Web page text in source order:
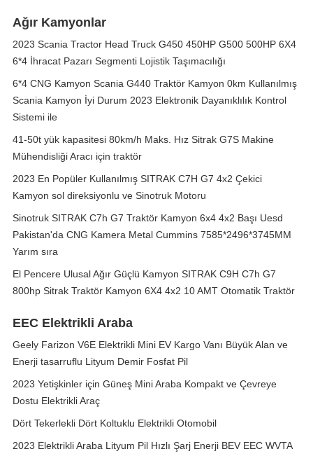
Ağır Kamyonlar
2023 Scania Tractor Head Truck G450 450HP G500 500HP 6X4
6*4 İhracat Pazarı Segmenti Lojistik Taşımacılığı
6*4 CNG Kamyon Scania G440 Traktör Kamyon 0km Kullanılmış
Scania Kamyon İyi Durum 2023 Elektronik Dayanıklılık Kontrol
Sistemi ile
41-50t yük kapasitesi 80km/h Maks. Hız Sitrak G7S Makine
Mühendisliği Aracı için traktör
2023 En Popüler Kullanılmış SITRAK C7H G7 4x2 Çekici
Kamyon sol direksiyonlu ve Sinotruk Motoru
Sinotruk SITRAK C7h G7 Traktör Kamyon 6x4 4x2 Başı Uesd
Pakistan'da CNG Kamera Metal Cummins 7585*2496*3745MM
Yarım sıra
El Pencere Ulusal Ağır Güçlü Kamyon SITRAK C9H C7h G7
800hp Sitrak Traktör Kamyon 6X4 4x2 10 AMT Otomatik Traktör
EEC Elektrikli Araba
Geely Farizon V6E Elektrikli Mini EV Kargo Vanı Büyük Alan ve
Enerji tasarruflu Lityum Demir Fosfat Pil
2023 Yetişkinler için Güneş Mini Araba Kompakt ve Çevreye
Dostu Elektrikli Araç
Dört Tekerlekli Dört Koltuklu Elektrikli Otomobil
2023 Elektrikli Araba Lityum Pil Hızlı Şarj Enerji BEV EEC WVTA